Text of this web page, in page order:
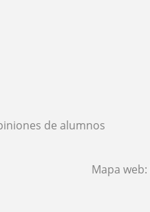
de alumnos
Mapa web: